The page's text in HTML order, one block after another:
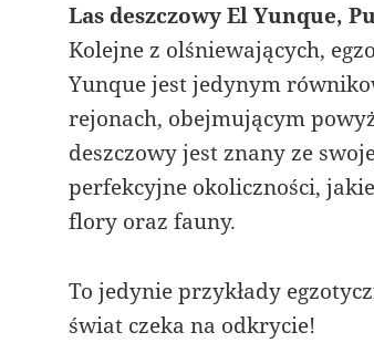
Las deszczowy El Yunque,
Kolejne z olśniewających,
Yunque jest jedynym
rejonach, obejmującym
deszczowy jest znany ze
perfekcyjne okoliczności,
flory oraz fauny.
To jedynie przykłady
świat czeka na odkrycie!